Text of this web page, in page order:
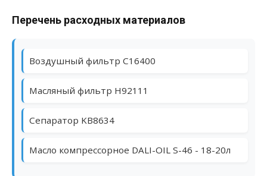
Перечень расходных материалов
Воздушный фильтр C16400
Масляный фильтр H92111
Сепаратор KB8634
Масло компрессорное DALI-OIL S-46 - 18-20л